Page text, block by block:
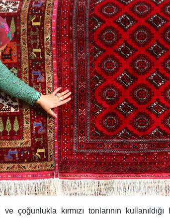
çoğunlukla kırmızı tonlarının kullanıldığı